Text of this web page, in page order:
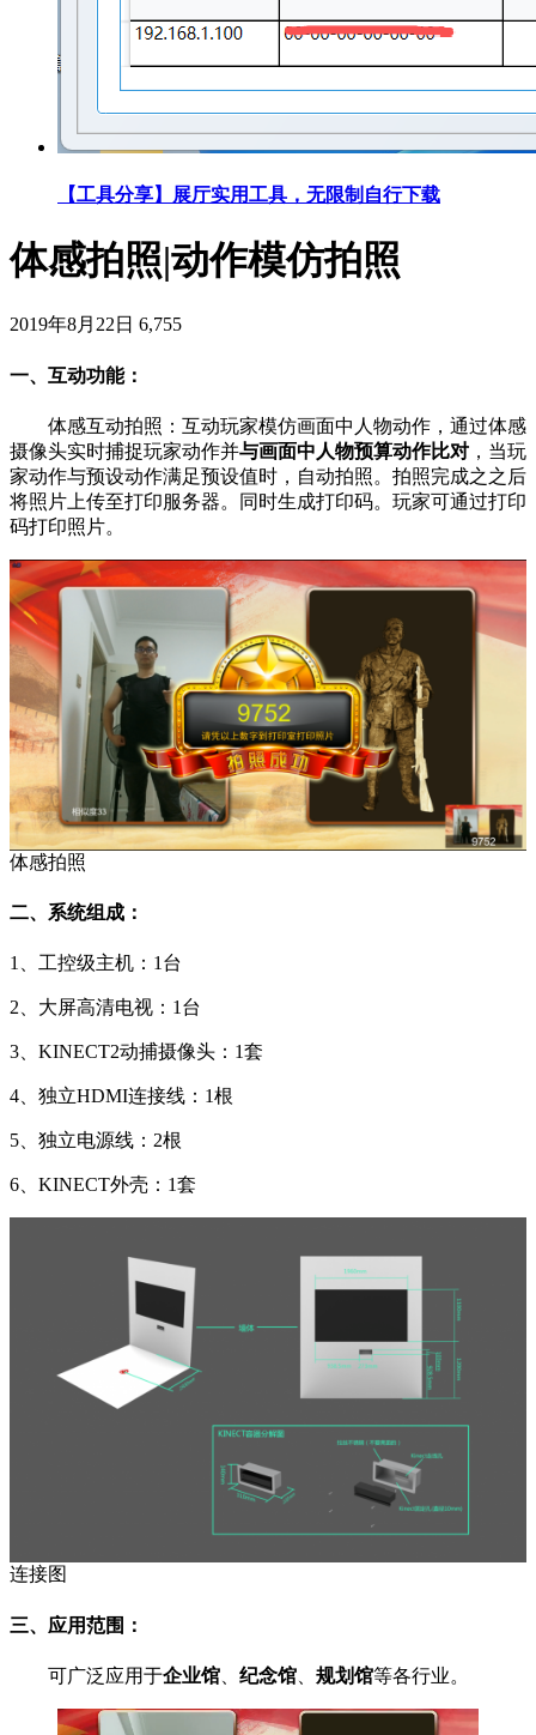
【工具分享】展厅实用工具，无限制自行下载
体感拍照|动作模仿拍照
2019年8月22日 6,755
一、互动功能：
体感互动拍照：互动玩家模仿画面中人物动作，通过体感
摄像头实时捕捉玩家动作并与画面中人物预算动作比对 ，当玩
家动作与预设动作满足预设值时，自动拍照。拍照完成之之后
将照片上传至打印服务器。同时生成打印码。玩家可通过打印
码打印照片。
体感拍照
二、系统组成：
1、工控级主机：1台
2、大屏高清电视：1台
3、KINECT2动捕摄像头：1套
4、独立HDMI连接线：1根
5、独立电源线：2根
6、KINECT外壳：1套
连接图
三、应用范围：
可广泛应用于企业馆 纪念馆 规划馆等各行业。